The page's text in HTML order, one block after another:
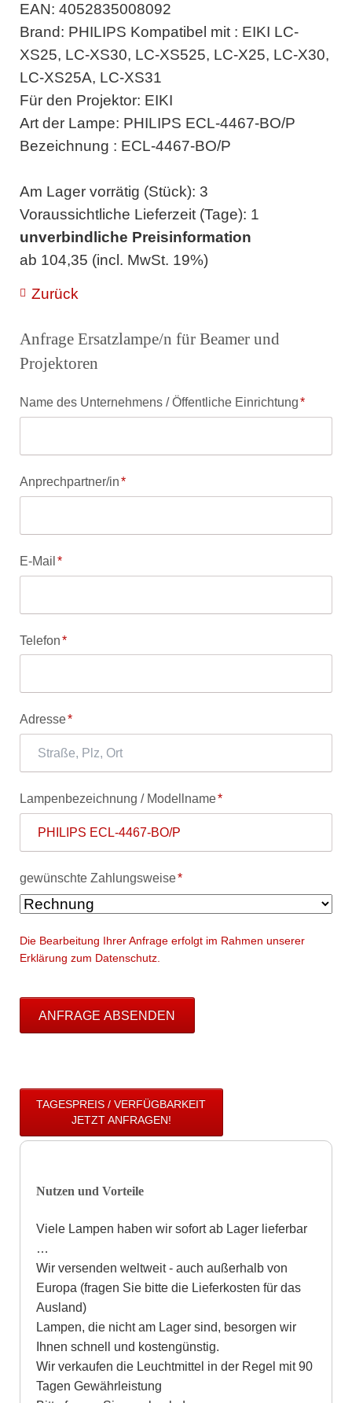
EAN: 4052835008092
Brand: PHILIPS Kompatibel mit : EIKI LC-
XS25, LC-XS30, LC-XS525, LC-X25, LC-X30,
LC-XS25A, LC-XS31
Für den Projektor: EIKI
Art der Lampe: PHILIPS ECL-4467-BO/P
Bezeichnung : ECL-4467-BO/P
Am Lager vorrätig (Stück): 3
Voraussichtliche Lieferzeit (Tage): 1
unverbindliche Preisinformation
ab 104,35 (incl. MwSt. 19%)
Zurück
Anfrage Ersatzlampe/n für Beamer und
Projektoren
Pflichtfeld
Name des Unternehmens / Öffentliche Einrichtung*
Pflichtfeld
Anprechpartner/in*
Pflichtfeld
E-Mail*
Pflichtfeld
Telefon*
Pflichtfeld
Adresse*
Pflichtfeld
Lampenbezeichnung / Modellname*
Pflichtfeld
gewünschte Zahlungsweise*
Die Bearbeitung Ihrer Anfrage erfolgt im Rahmen unserer
Erklärung zum Datenschutz.
ANFRAGE ABSENDEN
TAGESPREIS / VERFÜGBARKEIT
JETZT ANFRAGEN!
Nutzen und Vorteile
Viele Lampen haben wir sofort ab Lager lieferbar
…
Wir versenden weltweit - auch außerhalb von
Europa (fragen Sie bitte die Lieferkosten für das
Ausland)
Lampen, die nicht am Lager sind, besorgen wir
Ihnen schnell und kostengünstig.
Wir verkaufen die Leuchtmittel in der Regel mit 90
Tagen Gewährleistung